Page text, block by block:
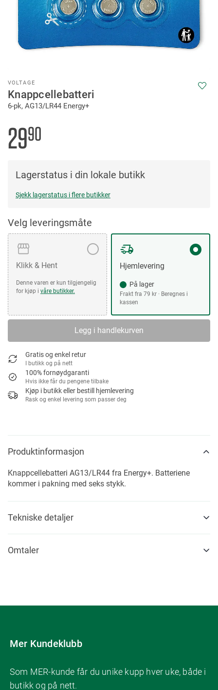
VOLTAGE
Knappcellebatteri
6-pk, AG13/LR44 Energy+
2990
Lagerstatus i din lokale butikk
Sjekk lagerstatus i flere butikker
Velg leveringsmåte
Klikk & Hent
Denne varen er kun tilgjengelig
for kjøp i våre butikker.
Hjemlevering
På lager
Frakt fra 79 kr · Beregnes i
kassen
Legg i handlekurven
Gratis og enkel retur
I butikk og på nett
100% fornøydgaranti
Hvis ikke får du pengene tilbake
Kjøp i butikk eller bestill hjemlevering
Rask og enkel levering som passer deg
to
the
beginning
the
images
gallery
Produktinformasjon
Knappcellebatteri AG13/LR44 fra Energy+. Batteriene
kommer i pakning med seks stykk.
Tekniske detaljer
Omtaler
Mer Kundeklubb
Som MER-kunde får du unike kupp hver uke, både i
butikk og på nett.